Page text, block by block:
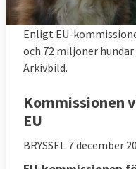
Enligt EU-
och 72 miljoner
Arkivbild.
Kommissionen
EU
BRYSSEL 7 december